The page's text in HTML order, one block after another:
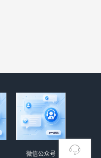
微信公众号